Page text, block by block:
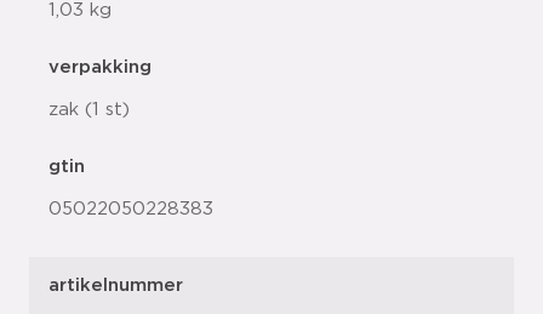
1,03 kg
verpakking
zak (1 st)
gtin
05022050228383
artikelnummer